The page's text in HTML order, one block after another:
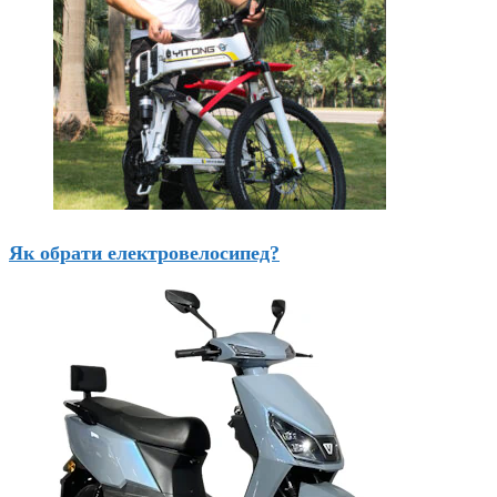
Як обрати електровелосипед?